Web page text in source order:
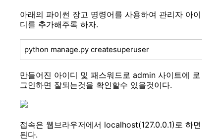
아래의 파이썬 장고 명령어를 사용하여 관리자 아이
디를 추가해주록 하자.
python manage.py createsuperuser
만들어진 아이디 및 패스워드로 admin 사이트에 로
그인하면 잘되는것을 확인할수 있을것이다.
접속은 웹브라우저에서 localhost(127.0.0.1)로 하면
된다.